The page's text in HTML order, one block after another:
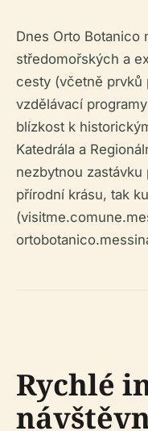
Dnes Orto Botanico
středomořských a
cesty (včetně prvků
vzdělávací
blízkost k
Katedrála a
nezbytnou
přírodní krásu, tak
Rychlé